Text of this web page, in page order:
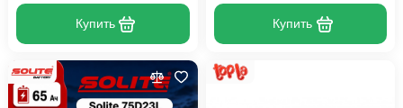
Купить Купить